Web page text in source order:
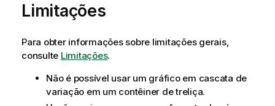
Limitações
Para obter informações sobre limitações gerais,
consulte Limitações.
Não é possível usar um gráfico em cascata de
variação em um contêiner de treliça.